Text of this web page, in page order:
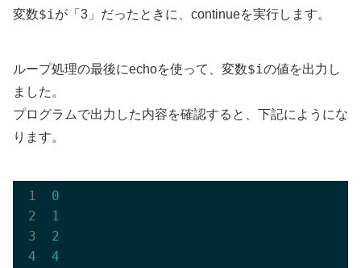
変数$iが「3」だったときに、continueを実行します。
ループ処理の最後にechoを使って、変数$iの値を出力し
ました。
プログラムで出力した内容を確認すると、下記にようにな
ります。
0
1
2
4